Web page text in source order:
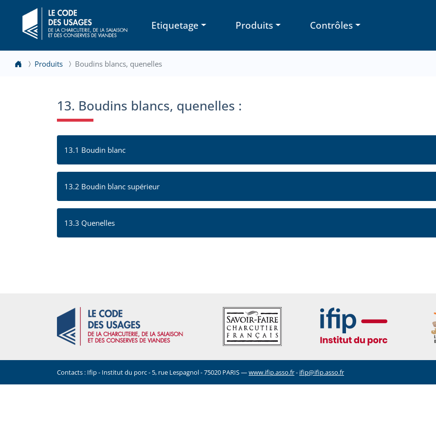
Etiquetage Produits Contrôles
Produits Boudins blancs, quenelles
13. Boudins blancs, quenelles :
13.1 Boudin blanc
13.2 Boudin blanc supérieur
13.3 Quenelles
Contacts : Ifip - Institut du porc - 5, rue Lespagnol - 75020 PARIS —www.ifip.asso.fr- ifip@ifip.asso.fr